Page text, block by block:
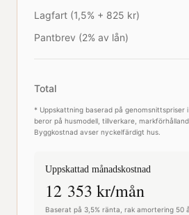
Lagfart (1,5% + 825 kr)
Pantbrev (2% av lån)
Total
* Uppskattning baserad på genomsnittspriser i
beror på husmodell, tillverkare,
Byggkostnad avser nyckelfärdigt hus.
Uppskattad månadskostnad
12 353 kr/mån
Baserat på 3,5% ränta, rak amortering 50